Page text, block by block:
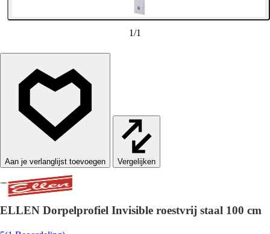
1/1
Vergelijken
ELLEN Dorpelprofiel Invisible roestvrij staal 100 cm